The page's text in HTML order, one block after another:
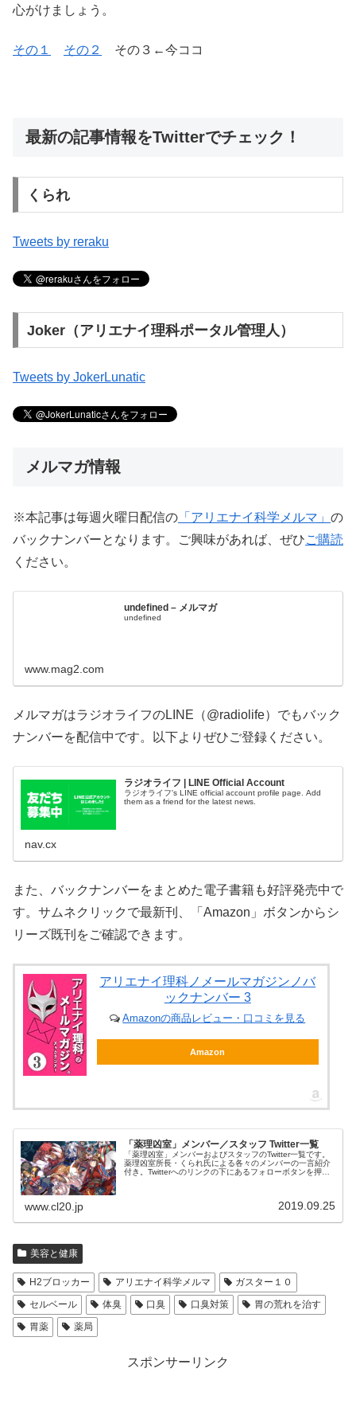
心がけましょう。
その１ その２ その３←今ココ
最新の記事情報をTwitterでチェック！
くられ
Tweets by reraku
Joker（アリエナイ理科ポータル管理人）
Tweets by JokerLunatic
メルマガ情報
※本記事は毎週火曜日配信の 「アリエナイ科学メルマ」 の
バックナンバーとなります。ご興味があれば、ぜひご購読
ください。
undefined – メルマガ
undefined
www.mag2.com
メルマガはラジオライフのLINE（@radiolife）でもバック
ナンバーを配信中です。以下よりぜひご登録ください。
ラジオライフ | LINE Official Account
ラジオライフ's LINE official account profile page. Add
them as a friend for the latest news.
nav.cx
また、バックナンバーをまとめた電子書籍も好評発売中で
す。サムネクリックで最新刊、「Amazon」ボタンからシ
リーズ既刊をご確認できます。
アリエナイ理科ノメールマガジンノバ
ックナンバー 3
Amazonの商品レビュー・口コミを見る
Amazon
「薬理凶室」メンバー／スタッフ Twitter一覧
「薬理凶室」メンバーおよびスタッフのTwitter一覧です。
薬理凶室所長・くられ氏による各々のメンバーの一言紹介
付き。Twitterへのリンクの下にあるフォローボタンを押す
www.cl20.jp 2019.09.25
美容と健康
H2ブロッカー アリエナイ科学メルマ
ガスター１０
セルベール
体臭 口臭 口臭対策
胃の荒れを治す
胃薬
薬局
スポンサーリンク